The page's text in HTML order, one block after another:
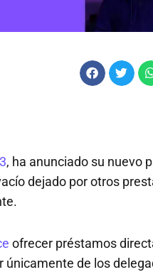
, ha anunciado su nuevo
dejado por otros
ofrecer préstamos
de los